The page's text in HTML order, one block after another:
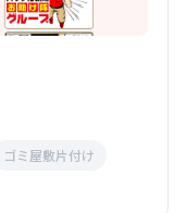
ゴミ屋敷片付け